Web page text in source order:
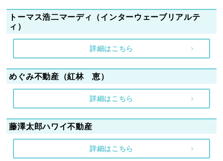
トーマス浩二マーディ（インターウェーブリアルテ
ィ）
詳細はこちら
めぐみ不動産（紅林 恵）
詳細はこちら
藤澤太郎ハワイ不動産
詳細はこちら